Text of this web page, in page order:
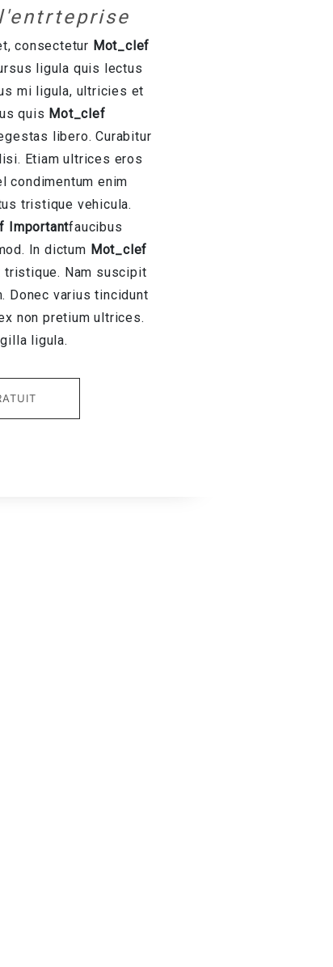
consectetur Mot_clef
ligula quis lectus
mi ligula, ultricies et
quis Mot_clef
libero. Curabitur
Etiam ultrices eros
condimentum enim
tristique vehicula.
Importantfaucibus
In dictum Mot_clef
Nam suscipit
Donec varius tincidunt
non pretium ultrices.
ligula.